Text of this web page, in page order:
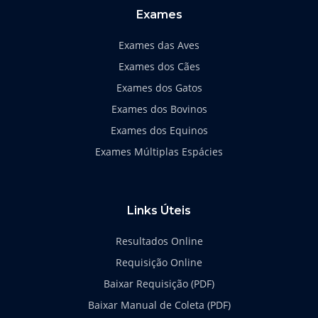
k
- m
Exames
Exames das Aves
Exames dos Cães
Exames dos Gatos
Exames dos Bovinos
Exames dos Equinos
Exames Múltiplas Espácies
Links Úteis
Resultados Online
Requisição Online
Baixar Requisição (PDF)
Baixar Manual de Coleta (PDF)